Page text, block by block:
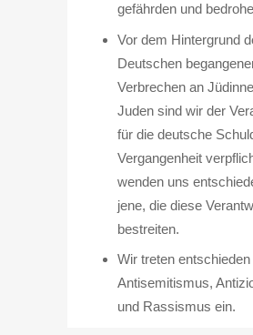
gefährden und
Vor dem Hintergrund
Deutschen
Verbrechen an
Juden sind wir der
für die deutsche
Vergangenheit
wenden uns
jene, die diese
bestreiten.
Wir treten
Antisemitismus,
und Rassismus ein.